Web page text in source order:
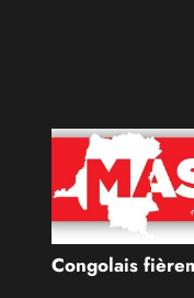
Qui
Le Groupe de Presse
médiatique
République